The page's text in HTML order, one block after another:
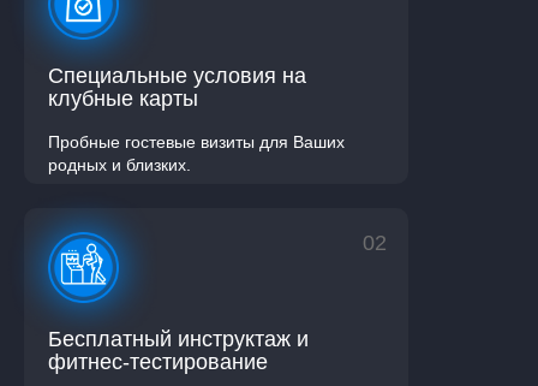
Специальные условия на
клубные карты
Пробные гостевые визиты для Ваших
родных и близких.
Бесплатный инструктаж и
фитнес-тестирование
02